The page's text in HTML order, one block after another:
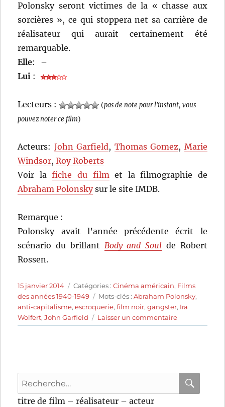
Polonsky seront victimes de la « chasse aux
sorcières », ce qui stoppera net sa carrière de
réalisateur qui aurait certainement été
remarquable.
Elle:
–
Lui :
Lecteurs : (pas de note pour l'instant, vous
pouvez noter ce film)
Acteurs: John Garfield, Thomas Gomez, Marie
Windsor,Roy Roberts
Voir lafiche du filmet la filmographie de
Abraham Polonskysur le site IMDB.
Remarque :
Polonsky avait l’année précédente écrit le
scénario du brillant Body and Soul de Robert
Rossen.
Publié
le
15 janvier 2014 Catégories
Catégories :Cinéma américain, Films
des années 1940-1949
Étiquettes
Mots-clés :Abraham Polonsky,
anti-capitalisme,escroquerie,film noir,gangster, Ira
Wolfert,John Garfield Laisser un commentairesur
L’Enfer
de
Recherche
pour
titre de film – réalisateur – acteur